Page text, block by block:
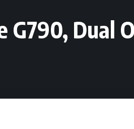
G790, Dual